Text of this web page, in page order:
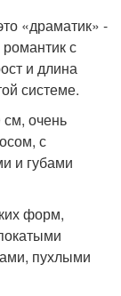
«драматик» -
с
и длина
системе.
очень
с
и губами
форм,
пухлыми